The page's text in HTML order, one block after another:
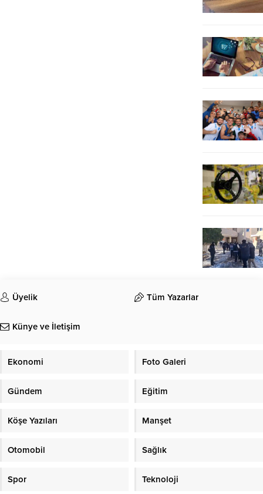
Üyelik Tüm Yazarlar
Künye ve İletişim
Ekonomi Foto Galeri
Gündem Eğitim
Köşe Yazıları Manşet
Otomobil Sağlık
Spor Teknoloji